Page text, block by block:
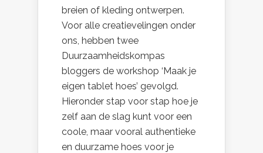
breien of kleding ontwerpen.
Voor alle creatievelingen onder
ons, hebben twee
Duurzaamheidskompas
bloggers de workshop ‘Maak je
eigen tablet hoes’ gevolgd.
Hieronder stap voor stap hoe je
zelf aan de slag kunt voor een
coole, maar vooral authentieke
en duurzame hoes voor je